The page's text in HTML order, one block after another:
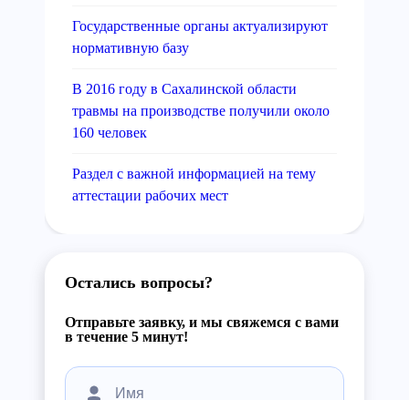
Государственные органы актуализируют
нормативную базу
В 2016 году в Сахалинской области
травмы на производстве получили около
160 человек
Раздел с важной информацией на тему
аттестации рабочих мест
Остались вопросы?
Отправьте заявку, и мы свяжемся с вами
в течение 5 минут!